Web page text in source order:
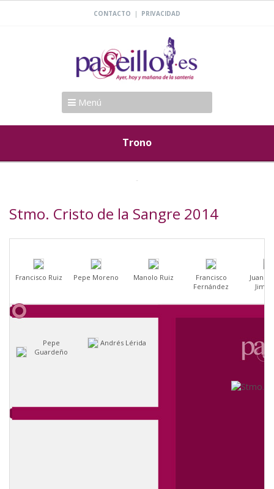
CONTACTO | PRIVACIDAD
Menú
Trono
Stmo. Cristo de la Sangre 2014
Francisco Ruiz Pepe Moreno Manolo Ruiz
Francisco
Fernández
Juan
Pepe
Guardeño
Andrés Lérida